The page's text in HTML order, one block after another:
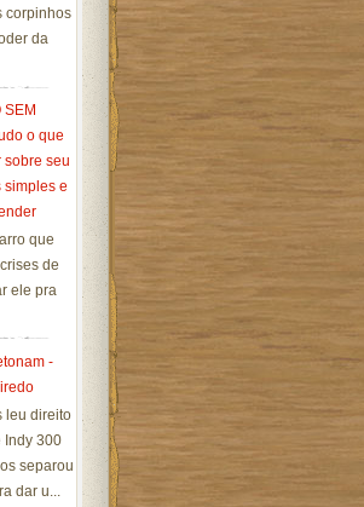
corpinhos
da
SEM
o que
sobre seu
simples e
que
de
ele pra
-
leu direito
Indy 300
separou
dar u...